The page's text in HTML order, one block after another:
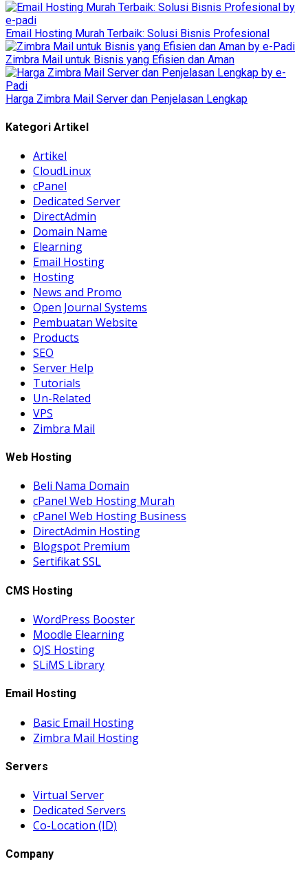
Email Hosting Murah Terbaik: Solusi Bisnis Profesional
Zimbra Mail untuk Bisnis yang Efisien dan Aman
Harga Zimbra Mail Server dan Penjelasan Lengkap
Kategori Artikel
Artikel
CloudLinux
cPanel
Dedicated Server
DirectAdmin
Domain Name
Elearning
Email Hosting
Hosting
News and Promo
Open Journal Systems
Pembuatan Website
Products
SEO
Server Help
Tutorials
Un-Related
VPS
Zimbra Mail
Web Hosting
Beli Nama Domain
cPanel Web Hosting Murah
cPanel Web Hosting Business
DirectAdmin Hosting
Blogspot Premium
Sertifikat SSL
CMS Hosting
WordPress Booster
Moodle Elearning
OJS Hosting
SLiMS Library
Email Hosting
Basic Email Hosting
Zimbra Mail Hosting
Servers
Virtual Server
Dedicated Servers
Co-Location (ID)
Company